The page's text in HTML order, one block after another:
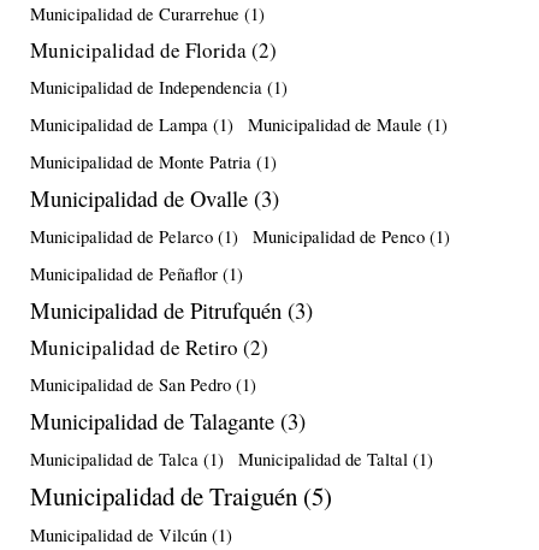
Municipalidad de Curarrehue (1)
Municipalidad de Florida(2)
Municipalidad de Independencia (1)
Municipalidad de Lampa (1) Municipalidad de Maule (1)
Municipalidad de Monte Patria (1)
Municipalidad de Ovalle (3)
Municipalidad de Pelarco (1) Municipalidad de Penco (1)
Municipalidad de Peñaflor (1)
Municipalidad de Pitrufquén (3)
Municipalidad de Retiro (2)
Municipalidad de San Pedro (1)
Municipalidad de Talagante (3)
Municipalidad de Talca (1) Municipalidad de Taltal (1)
Municipalidad de Traiguén (5)
Municipalidad de Vilcún (1)